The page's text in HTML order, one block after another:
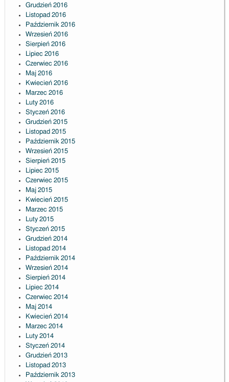
Grudzień 2016
Listopad 2016
Październik 2016
Wrzesień 2016
Sierpień 2016
Lipiec 2016
Czerwiec 2016
Maj 2016
Kwiecień 2016
Marzec 2016
Luty 2016
Styczeń 2016
Grudzień 2015
Listopad 2015
Październik 2015
Wrzesień 2015
Sierpień 2015
Lipiec 2015
Czerwiec 2015
Maj 2015
Kwiecień 2015
Marzec 2015
Luty 2015
Styczeń 2015
Grudzień 2014
Listopad 2014
Październik 2014
Wrzesień 2014
Sierpień 2014
Lipiec 2014
Czerwiec 2014
Maj 2014
Kwiecień 2014
Marzec 2014
Luty 2014
Styczeń 2014
Grudzień 2013
Listopad 2013
Październik 2013